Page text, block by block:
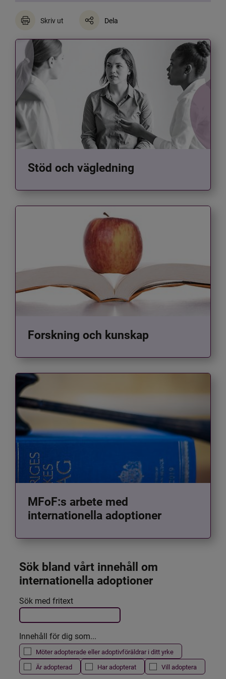
Skriv ut Dela
Stöd och vägledning
Forskning och kunskap
MFoF:s arbete med
internationella adoptioner
Sök bland vårt innehåll om
internationella adoptioner
Filtrera resultatet
Det här formuläret postas automatiskt
Sök med fritext
Innehåll för dig som...
Möter adopterade eller adoptivföräldrar i ditt yrke
Är adopterad
Har adopterat Vill adoptera